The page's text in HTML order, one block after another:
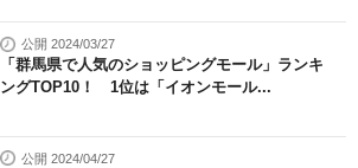
公開 2024/03/27
「群馬県で人気のショッピングモール」ランキ
ングTOP10！ 1位は「イオンモール...
公開 2024/04/27